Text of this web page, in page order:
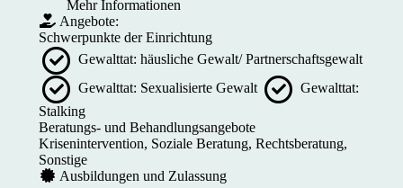
Mehr Informationen
Angebote:
Schwerpunkte der Einrichtung
Gewalttat: häusliche Gewalt/ Partnerschaftsgewalt
Gewalttat: Sexualisierte Gewalt
Gewalttat:
Stalking
Beratungs- und Behandlungsangebote
Krisenintervention, Soziale Beratung, Rechtsberatung,
Sonstige
Ausbildungen und Zulassung